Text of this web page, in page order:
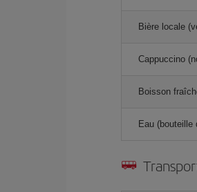
Bière locale
Cappuccino
Boisson
Eau (bouteille